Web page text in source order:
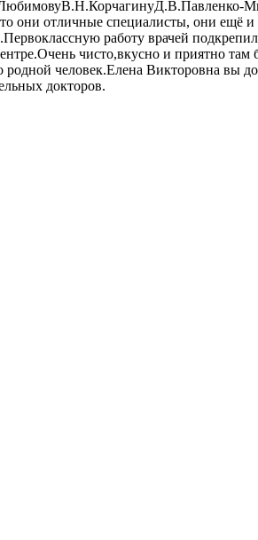
они отличные специалисты, они ещё
работу врачей
чисто,вкусно и приятно
человек.Елена Викторовна вы
докторов.